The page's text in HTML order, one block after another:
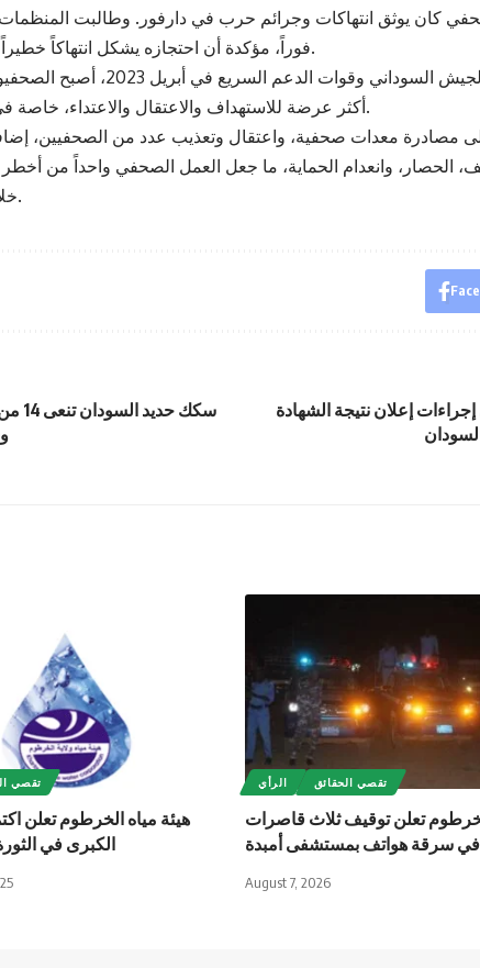
كان يوثق انتهاكات وجرائم حرب في دارفور. وطالبت
فوراً، مؤكدة أن احتجازه يشكل انتهاكاً خطيراً لحرية الصحافة.
ومنذ اندلاع الحرب بين الجيش السوداني وقوات
أكثر عرضة للاستهداف والاعتقال والاعتداء، خاصة في مناطق النزاع.
إلى مصادرة معدات صحفية، واعتقال وتعذيب عدد من الصحفيين،
الحصار، وانعدام الحماية، ما جعل العمل الصحفي واحداً من أخطر
خلال هذه المرحلة.
سكك
إعلان نتيجة الشهادة
تقصي
هيئة مياه الخرطوم تعلن
الكبرى في الثورة 27 بأم
الرأي تقصي الحقائق
تعلن توقيف ثلاث قاصرات
في سرقة هواتف بمستشفى أمبدة
August 7, 2026